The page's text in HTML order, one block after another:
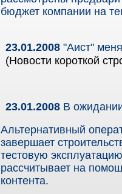
бюджет компании на
23.01.2008 "Аист"
(Новости короткой
23.01.2008 В
Альтернативный
завершает
тестовую
рассчитывает на
контента.